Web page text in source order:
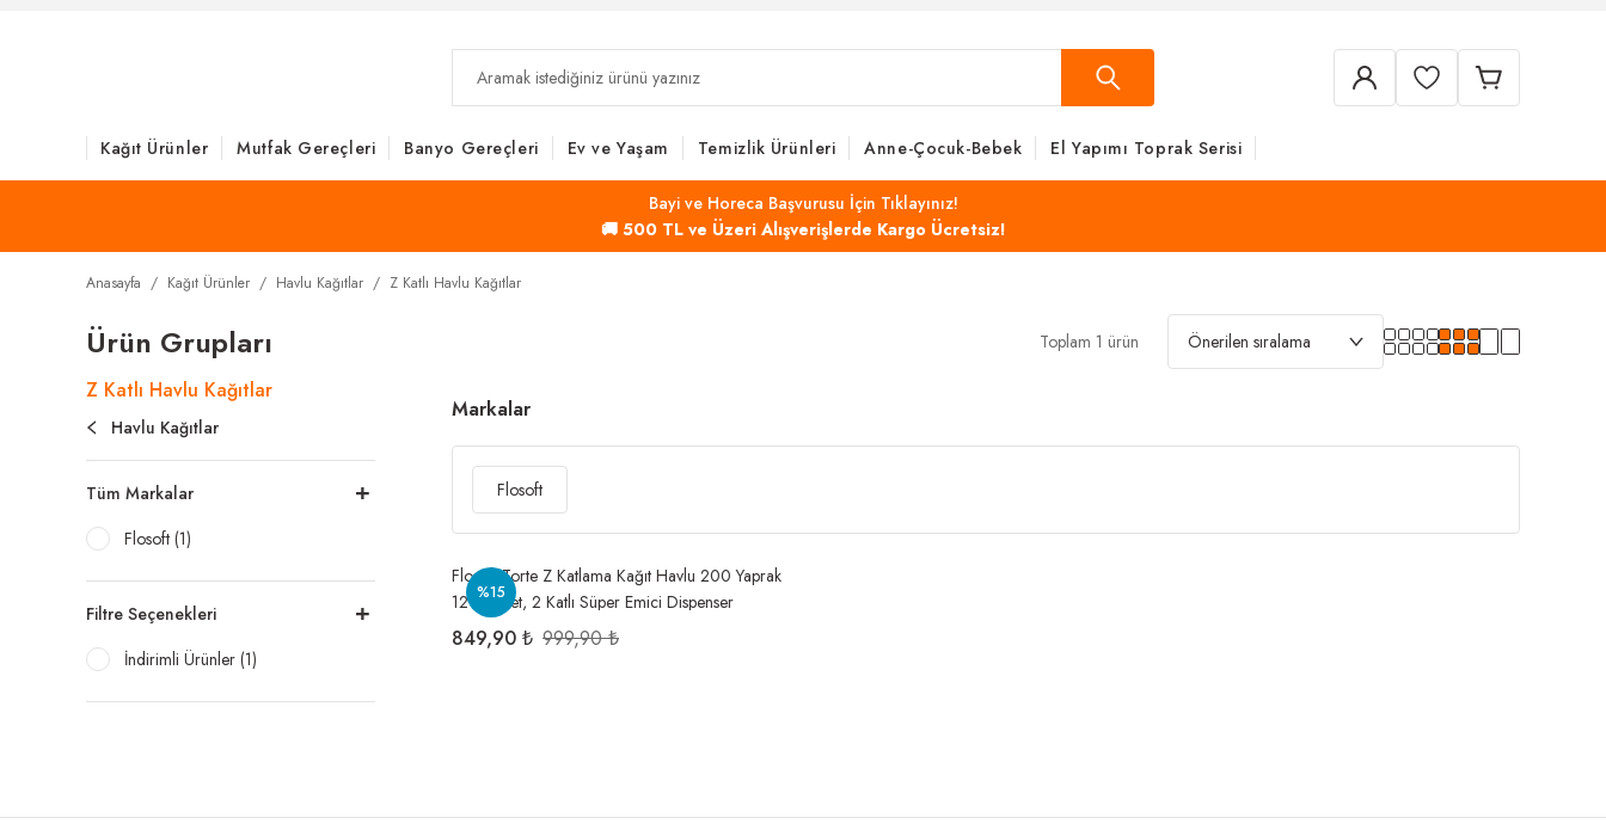
Kağıt Ürünler Mutfak Gereçleri Banyo Gereçleri Ev ve Yaşam Temizlik Ürünleri Anne-Çocuk-Bebek El Yapımı Toprak Serisi
Bayi ve Horeca Başvurusu İçin Tıklayınız!
🚚 500 TL ve Üzeri Alışverişlerde Kargo Ücretsiz!
Anasayfa Kağıt Ürünler Havlu Kağıtlar Z Katlı Havlu Kağıtlar
Ürün Grupları
Z Katlı Havlu Kağıtlar
Havlu Kağıtlar
Tüm Markalar
Flosoft (1)
Filtre Seçenekleri
İndirimli Ürünler (1)
Toplam 1 ürün
Markalar
Flosoft
%15
Flosoft Torte Z Katlama Kağıt Havlu 200 Yaprak
12’li Paket, 2 Katlı Süper Emici Dispenser
Havlusu 1 Koli
849,90 ₺ 999,90 ₺